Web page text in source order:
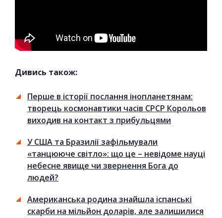
Дивись також:
Перше в історії послання інопланетянам:
творець космонавтики часів СРСР Корольов
виходив на контакт з прибульцями
У США та Бразилії зафільмували
«танцююче світло»: що це – невідоме науці
небесне явище чи звернення Бога до
людей?
Американська родина знайшла іспанські
скарби на мільйон доларів, але залишилися